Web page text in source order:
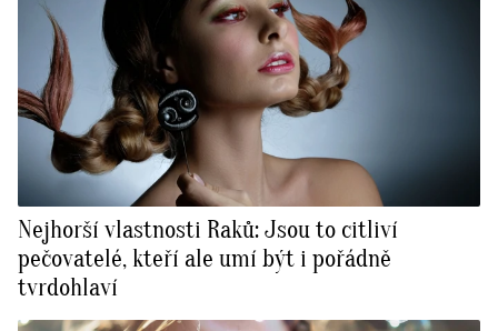
Nejhorší vlastnosti Raků: Jsou to citliví
pečovatelé, kteří ale umí být i pořádně
tvrdohlaví